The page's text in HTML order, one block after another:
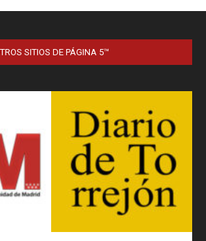
SITIOS DE PÁGINA 5™